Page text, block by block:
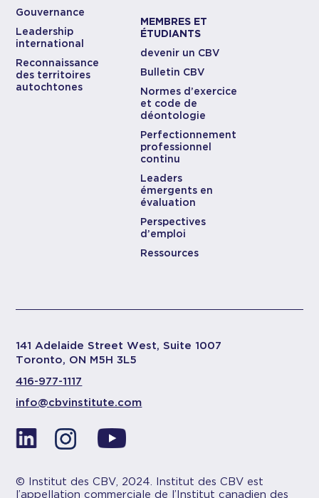
Gouvernance
Leadership
international
Reconnaissance
des territoires
autochtones
MEMBRES ET
ÉTUDIANTS
devenir un CBV
Bulletin CBV
Normes d’exercice
et code de
déontologie
Perfectionnement
professionnel
continu
Leaders
émergents en
évaluation
Perspectives
d’emploi
Ressources
141 Adelaide Street West, Suite 1007
Toronto, ON M5H 3L5
416-977-1117
info@cbvinstitute.com
© Institut des CBV, 2024. Institut des CBV est
l’appellation commerciale de l’Institut canadien des